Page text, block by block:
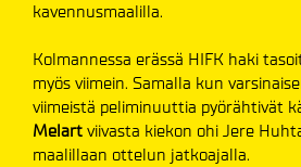
kavennusmaalilla.
Kolmannessa erässä HIFK haki
myös viimein. Samalla kun
viimeistä peliminuuttia pyörähtivät
Melart viivasta kiekon ohi Jere
maalillaan ottelun jatkoajalla.